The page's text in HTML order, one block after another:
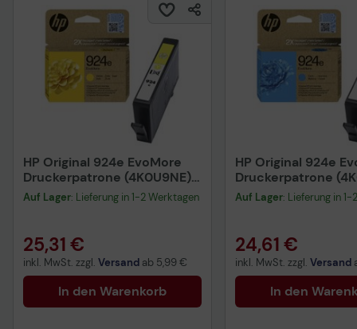
HP Original 924e EvoMore
Druckerpatrone (4K0U9NE)
gelb
Auf Lager: Lieferung in 1-2 Werktagen
25,31 €
inkl. MwSt. zzgl. Versand ab 5,99 €
In den Warenkorb
HP Original 924e
Druckerpatrone
cyan
Auf Lager: Lieferung in
24,61 €
inkl. MwSt. zzgl. Versand
In den